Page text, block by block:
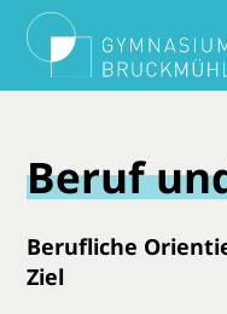
Beruf
Berufliche
Ziel